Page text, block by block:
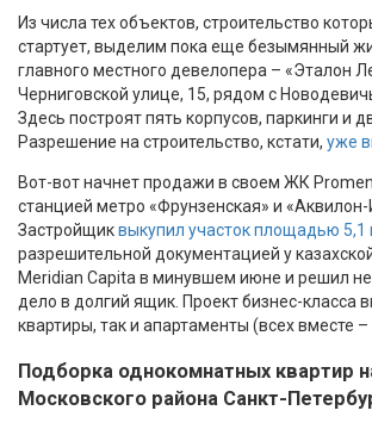
Из числа тех объектов, строительство
стартует, выделим пока еще безымянный
главного местного девелопера – «Эталон
Черниговской улице, 15, рядом с
Здесь построят пять корпусов, паркинги и
Разрешение на строительство, кстати, уже
Вот-вот начнет продажи в своем ЖК
станцией метро «Фрунзенская» и «Аквилон-
Застройщиквыкупил участок площадью 5,1
разрешительной документацией у
Meridian Capita в минувшем июне и решил
дело в долгий ящик. Проект бизнес-класса
квартиры, так и апартаменты (всех вместе –
Подборка однокомнатных квартир
Московского района Санкт-